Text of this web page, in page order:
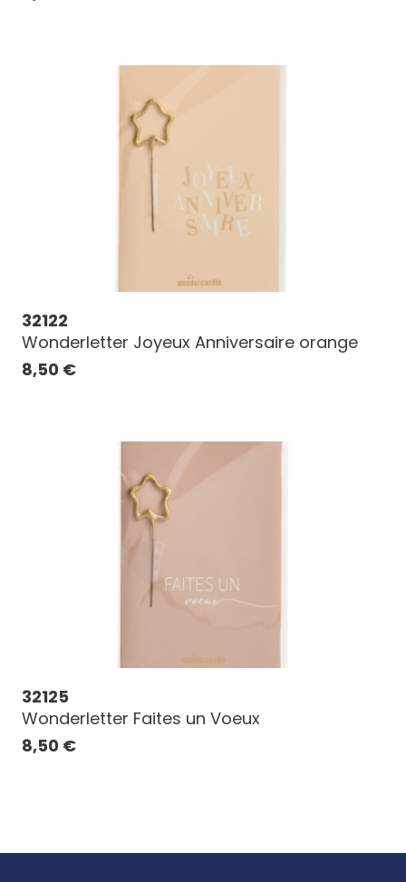
32122
Wonderletter Joyeux Anniversaire orange
8,50 €
32125
Wonderletter Faites un Voeux
8,50 €